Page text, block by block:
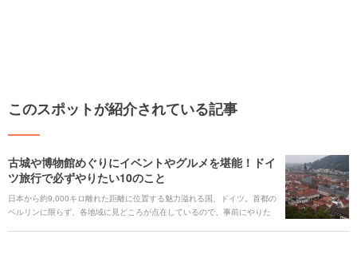
このスポットが紹介されている記事
古城や博物館めぐりにイベントやグルメを堪能！ドイ
ツ旅行で必ずやりたい10のこと
日本から約9,000キロ離れた距離に位置する魅力溢れる国、ドイツ。首都の
ベルリンに限らず、各地域に見どころが点在しているので、事前にやりた